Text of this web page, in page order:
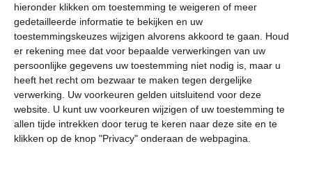
hieronder klikken om toestemming te weigeren of meer
gedetailleerde informatie te bekijken en uw
toestemmingskeuzes wijzigen alvorens akkoord te gaan.
Houd
er rekening mee dat voor bepaalde verwerkingen van uw
persoonlijke gegevens uw toestemming niet nodig is, maar u
heeft het recht om bezwaar te maken tegen dergelijke
verwerking. Uw voorkeuren gelden uitsluitend voor deze
website. U kunt uw voorkeuren wijzigen of uw toestemming te
allen tijde intrekken door terug te keren naar deze site en te
klikken op de knop "Privacy" onderaan de webpagina.
12°C 11°C 16°C
03:00 06:00 09:00 12:00 15:00
03:00 06:00 09:00 12:00 15:00